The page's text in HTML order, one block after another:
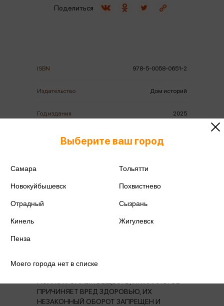
ISBN 978-5-0058-0651-2
Издательство Дом историй
Год издания 2025
Количество страниц
Поделиться
ОтзывыНаличие в магазинах
НЕЗАКОННОЕ ПОТРЕБЛЕНИЕ
ПРИЧИНЯЕТ ВРЕД ЗДОРОВЬЮ, ИХ
НЕЗАКОННЫЙ ОБОРОТ ЗАПРЕЩЕН И
Выберите ваш город
Самара Тольятти
Новокуйбышевск Похвистнево
Отрадный Сызрань
Кинель Жигулевск
Пенза
Моего города нет в списке